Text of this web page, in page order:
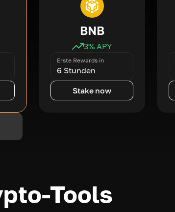
BNB
3% APY
Erste Rewards in
6 Stunden
Stake now
Tools